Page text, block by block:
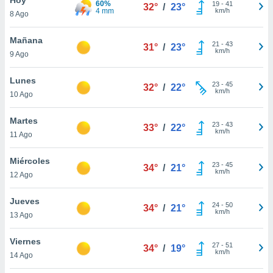
y
en
más
de
8 Ago
60%
4 mm
32° / 23° 19- 41
km/h
Mañana
9 Ago
31° / 23° 21 - 43
km/h
Lunes
10 Ago
32° / 22° 23- 45
km/h
Martes
11 Ago
33° / 22° 23- 43
km/h
Miércoles
12 Ago
34° / 21° 23- 45
km/h
Jueves
13 Ago
34° / 21° 24- 50
km/h
Viernes
14 Ago
34° / 19° 27- 51
km/h